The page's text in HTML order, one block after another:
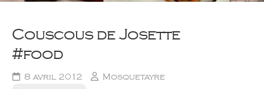
Couscous de Josette
#food
8 avril 2012
Mosquetayre